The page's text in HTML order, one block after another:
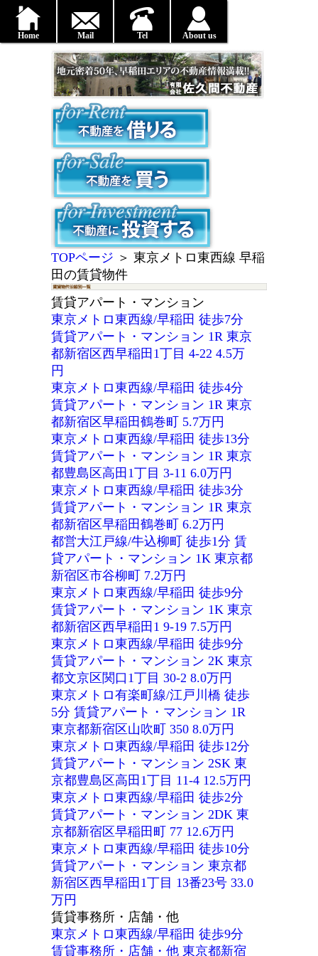
Home Mail Tel About us
TOPページ ＞ 東京メトロ東西線 早稲
田の賃貸物件
賃貸アパート・マンション
東京メトロ東西線/早稲田 徒歩7分
賃貸アパート・マンション 1R 東京
都新宿区西早稲田1丁目 4-22 4.5万
円
東京メトロ東西線/早稲田 徒歩4分
賃貸アパート・マンション 1R 東京
都新宿区早稲田鶴巻町 5.7万円
東京メトロ東西線/早稲田 徒歩13分
賃貸アパート・マンション 1R 東京
都豊島区高田1丁目 3-11 6.0万円
東京メトロ東西線/早稲田 徒歩3分
賃貸アパート・マンション 1R 東京
都新宿区早稲田鶴巻町 6.2万円
都営大江戸線/牛込柳町 徒歩1分 賃
貸アパート・マンション 1K 東京都
新宿区市谷柳町 7.2万円
東京メトロ東西線/早稲田 徒歩9分
賃貸アパート・マンション 1K 東京
都新宿区西早稲田1 9-19 7.5万円
東京メトロ東西線/早稲田 徒歩9分
賃貸アパート・マンション 2K 東京
都文京区関口1丁目 30-2 8.0万円
東京メトロ有楽町線/江戸川橋 徒歩
5分 賃貸アパート・マンション 1R
東京都新宿区山吹町 350 8.0万円
東京メトロ東西線/早稲田 徒歩12分
賃貸アパート・マンション 2SK 東
京都豊島区高田1丁目 11-4 12.5万円
東京メトロ東西線/早稲田 徒歩2分
賃貸アパート・マンション 2DK 東
京都新宿区早稲田町 77 12.6万円
東京メトロ東西線/早稲田 徒歩10分
賃貸アパート・マンション 東京都
新宿区西早稲田1丁目 13番23号 33.0
万円
賃貸事務所・店舗・他
東京メトロ東西線/早稲田 徒歩9分
賃貸事務所・店舗・他 東京都新宿